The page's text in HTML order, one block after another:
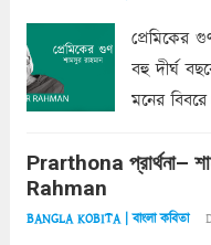
প্রেমিকের
বহু দীর্ঘ
মনের
একান্ত
Prarthona প্রার্থনা–
Rahman
BANGLA KOBITA | বাংলা কবিতা